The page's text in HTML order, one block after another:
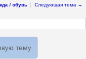
/ обувь Следующая тема →
тему